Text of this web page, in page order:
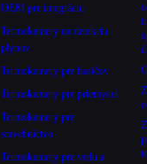
OEM pre integráciu
Termokamery na detekciu
plynov
Termokamery pre hasičov
Termokamery pre priemysel
Termokamery pre
stavebníctvo
Termokamery pre vedu a